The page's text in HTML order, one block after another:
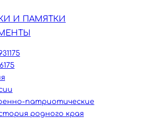
И ПАМЯТКИ
патриотические
родного края